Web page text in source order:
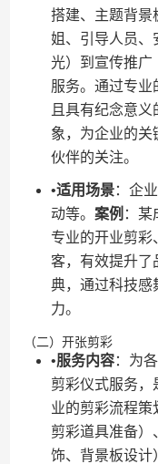
搭建、主题背景
姐、引导人员、
光）到宣传推广
服务。通过专业
且具有纪念意
象，为企业的关
伙伴的关注。
•​​适用场景​：企
动等。​ ​案例​ ：某
专业的开业剪彩
客，有效提升了
典，通过科技感
力。
（二）开张剪彩
•​​服务内容​：为
剪彩仪式服务，
业的剪彩流程策
剪彩道具准备）
饰、背景板设计